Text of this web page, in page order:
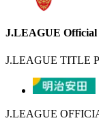
J.LEAGUE Official
J.LEAGUE TITLE
J.LEAGUE